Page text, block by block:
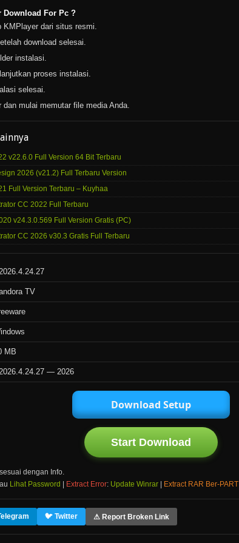
Download For Pc ?
KMPlayer dari situs resmi.
download selesai.
instalasi.
proses instalasi.
selesai.
mulai memutar file media Anda.
v22.6.0 Full Version 64 Bit Terbaru
2026 (v21.2) Full Terbaru Version
Full Version Terbaru – Kuyhaa
CC 2022 Full Terbaru
v24.3.0.569 Full Version Gratis (PC)
CC 2026 v30.3 Gratis Full Terbaru
TV
MB
— 2026
Download Setup
Start Download
dengan Info.
Lihat Password Extract Error: Update Winrar Extract RAR Ber-PART
🐦 Twitter ⚠ Report Broken Link